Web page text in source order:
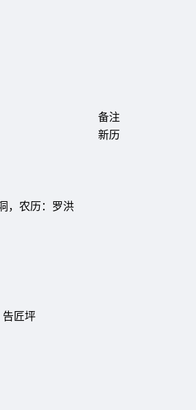
备注
新历
，农历：罗洪
告匠坪